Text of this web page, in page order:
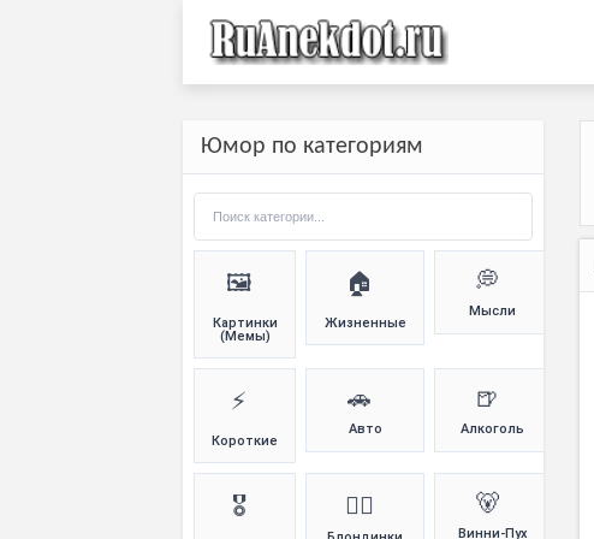
Юмор по категориям
🖼️
Картинки
(Мемы)
🏠
Жизненные
💭
Мысли
⚡
Короткие
🚗
Авто
🍺
Алкоголь
🎖️ 👱‍♀️ 🐻
Винни-Пух